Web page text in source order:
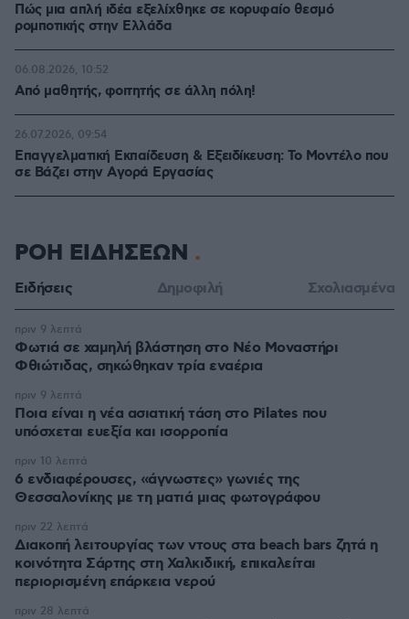
Πώς μια απλή ιδέα εξελίχθηκε σε κορυφαίο θεσμό
ρομποτικής στην Ελλάδα
Από μαθητής, φοιτητής σε άλλη πόλη!
06.08.2026, 10:52
Επαγγελματική Εκπαίδευση & Εξειδίκευση: Το Mοντέλο που
σε Bάζει στην Aγορά Eργασίας
26.07.2026, 09:54
ΡΟΗ ΕΙΔΗΣΕΩΝ
Ειδήσεις Δημοφιλή Σχολιασμένα
Φωτιά σε χαμηλή βλάστηση στο Νέο Μοναστήρι
Φθιώτιδας, σηκώθηκαν τρία εναέρια
πριν 9 λεπτά
Ποια είναι η νέα ασιατική τάση στο Pilates που
υπόσχεται ευεξία και ισορροπία
πριν 9 λεπτά
6 ενδιαφέρουσες, «άγνωστες» γωνιές της
Θεσσαλονίκης με τη ματιά μιας φωτογράφου
πριν 10 λεπτά
Διακοπή λειτουργίας των ντους στα beach bars ζητά η
κοινότητα Σάρτης στη Χαλκιδική, επικαλείται
περιορισμένη επάρκεια νερού
πριν 22 λεπτά
πριν 28 λεπτά